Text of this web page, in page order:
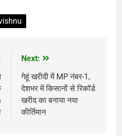
Next:
गेहूं खरीदी में MP नंबर-1,
देशभर में किसानों से रिकॉर्ड
खरीद का बनाया नया
कीर्तिमान